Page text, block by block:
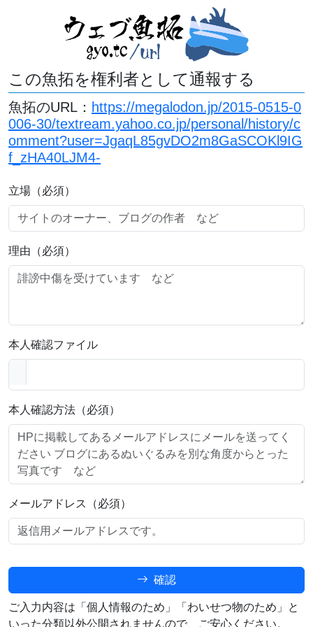
この魚拓を権利者として通報する
魚拓のURL： https://megalodon.jp/2015-0515-0
006-30/textream.yahoo.co.jp/personal/history/c
omment?user=JgaqL85gvDO2m8GaSCOKl9IG
f_zHA40LJM4-
立場（必須）
理由（必須）
本人確認ファイル
本人確認方法（必須）
メールアドレス（必須）
確認
ご入力内容は「個人情報のため」「わいせつ物のため」と
いった分類以外公開されませんので、ご安心ください。